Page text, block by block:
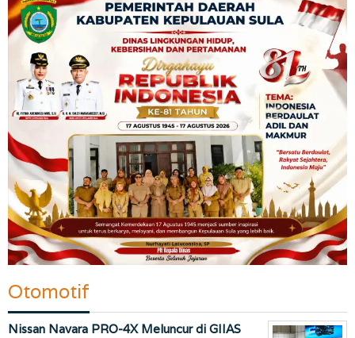
Otomotif
Nissan Navara PRO-4X Meluncur di GIIAS